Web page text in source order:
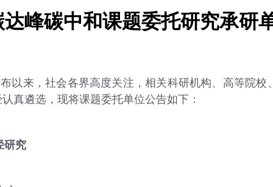
峰碳中和课题委托研究承研
以来，社会各界高度关注，相关科研机构、高等院
真遴选，现将课题委托单位公告如下：
研究